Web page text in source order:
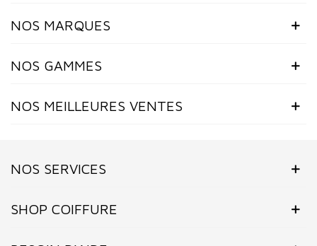
NOS MARQUES
NOS GAMMES
NOS MEILLEURES VENTES
NOS SERVICES
SHOP COIFFURE